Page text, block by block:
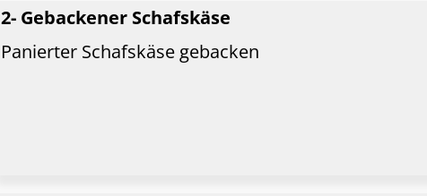
2- Gebackener Schafskäse
Panierter Schafskäse gebacken